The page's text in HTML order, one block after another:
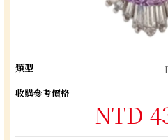
類型
收購參考價格
NTD